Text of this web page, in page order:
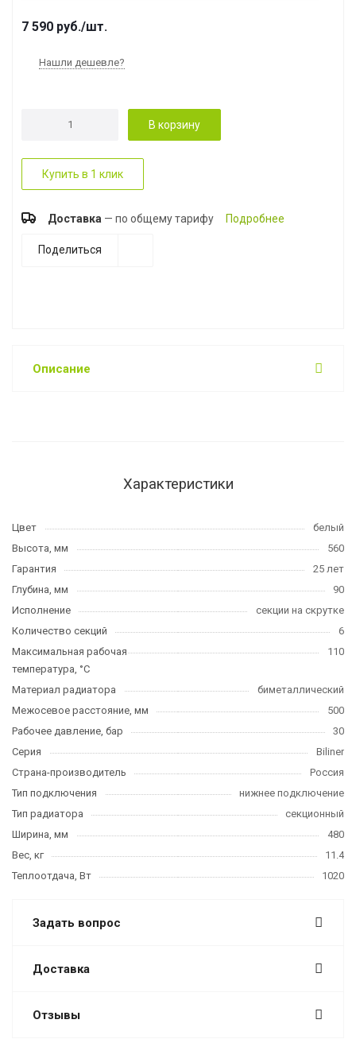
7 590 руб./шт.
Нашли дешевле?
В корзину
Купить в 1 клик
Доставка — по общему тарифу Подробнее
Поделиться
Описание
Характеристики
Цвет
белый
Высота, мм
560
Гарантия
25 лет
Глубина, мм
90
Исполнение
секции на скрутке
Количество секций
6
Максимальная рабочая
температура, °C
110
Материал радиатора
биметаллический
Межосевое расстояние, мм
500
Рабочее давление, бар
30
Серия
Biliner
Страна-производитель
Россия
Тип подключения
нижнее подключение
Тип радиатора
секционный
Ширина, мм
480
Вес, кг
11.4
Теплоотдача, Вт
1020
Задать вопрос
Доставка
Отзывы